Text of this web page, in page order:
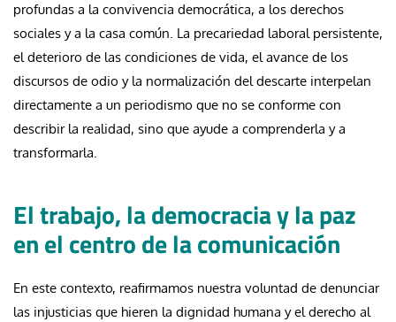
profundas a la convivencia democrática, a los derechos
sociales y a la casa común. La precariedad laboral persistente,
el deterioro de las condiciones de vida, el avance de los
discursos de odio y la normalización del descarte interpelan
directamente a un periodismo que no se conforme con
describir la realidad, sino que ayude a comprenderla y a
transformarla.
El trabajo, la democracia y la paz
en el centro de la comunicación
En este contexto, reafirmamos nuestra voluntad de denunciar
las injusticias que hieren la dignidad humana y el derecho al